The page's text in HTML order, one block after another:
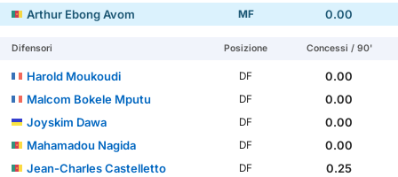
Arthur Ebong Avom
MF 0.00
Difensori Posizione Concessi / 90'
Harold Moukoudi DF
0.00
Malcom Bokele Mputu
DF
0.00
Joyskim Dawa
DF
0.00
Mahamadou Nagida
DF
0.00
Jean-Charles Castelletto
DF
0.25